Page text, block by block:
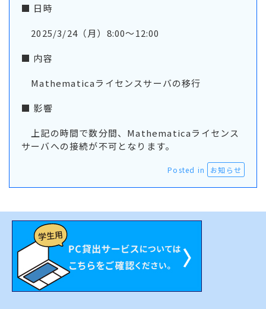
■ 日時
2025/3/24（月）8:00～12:00
■ 内容
Mathematicaライセンスサーバの移行
■ 影響
上記の時間で数分間、Mathematicaライセンス
サーバへの接続が不可となります。
Posted in お知らせ